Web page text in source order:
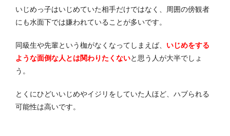
いじめっ子はいじめていた相手だけではなく、周囲の傍観者
にも水面下では嫌われていることが多いです。
同級生や先輩という枷がなくなってしまえば、 いじめをする
ような面倒な人とは関わりたくないと思う人が大半でしょ
う。
とくにひどいいじめやイジリをしていた人ほど、ハブられる
可能性は高いです。